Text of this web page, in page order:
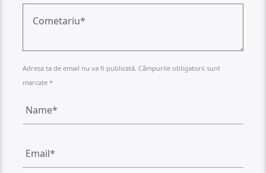
Adresa ta de email nu va fi publicată. Câmpurile obligatorii sunt
marcate *